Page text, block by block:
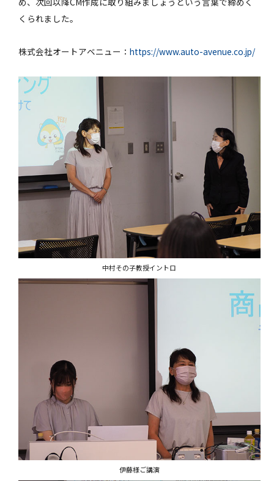
くられました。
株式会社オートアベニュー：https://www.auto-avenue.co.jp/
中村その子教授イントロ
伊藤様ご講演